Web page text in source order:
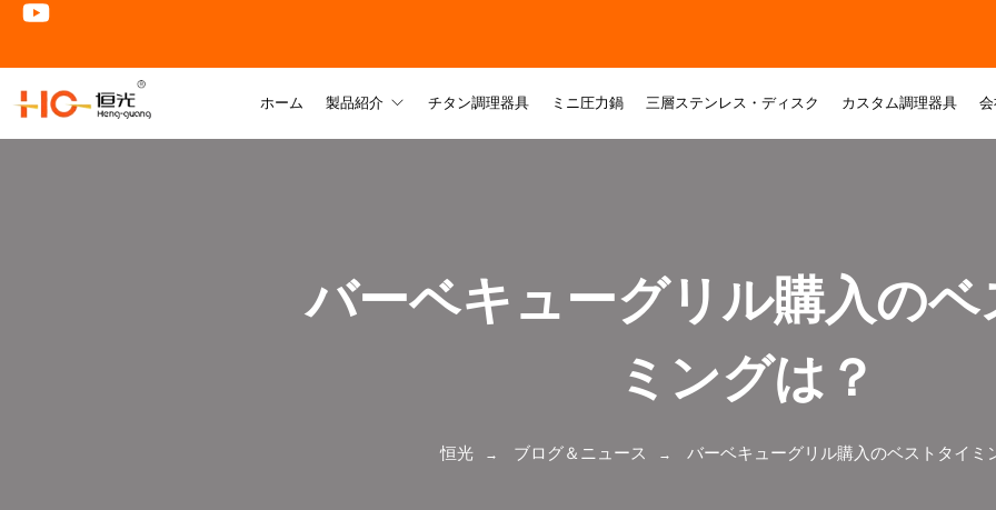
ホーム 製品紹介 チタン調理器具 ミニ圧力鍋 三層ステンレス・ディスク カスタム調理器具
バーベキューグリル購入の
ミングは？
恒光 ブログ＆ニュース バーベキューグリル購入のベストタイミ